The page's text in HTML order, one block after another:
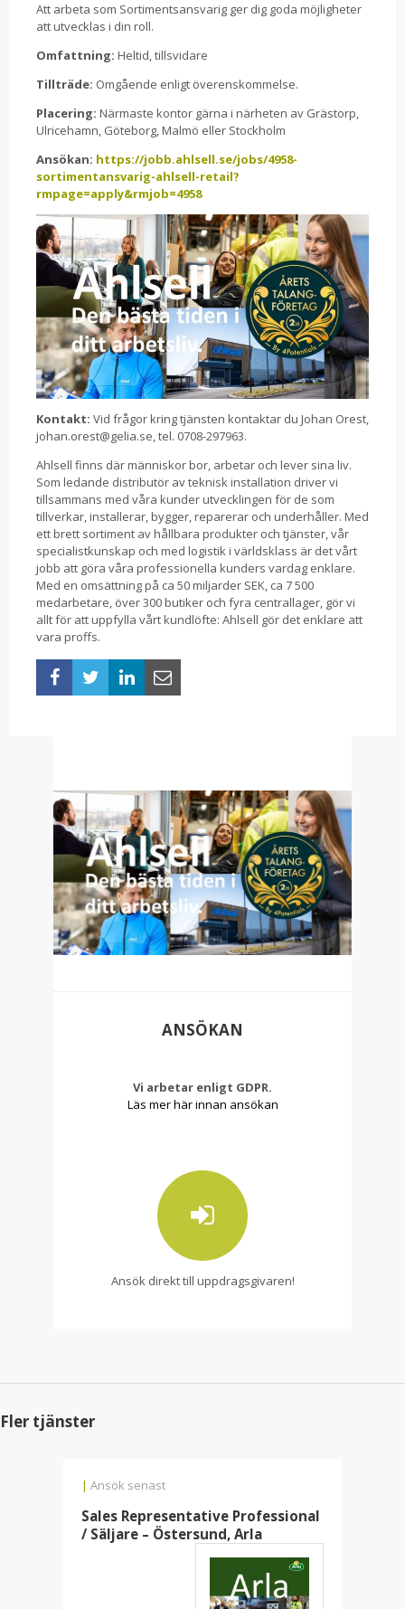
Att arbeta som Sortimentsansvarig ger dig goda möjligheter
att utvecklas i din roll.
Omfattning: Heltid, tillsvidare
Tillträde: Omgående enligt överenskommelse.
Placering: Närmaste kontor gärna i närheten av Grästorp,
Ulricehamn, Göteborg, Malmö eller Stockholm
Ansökan: https://jobb.ahlsell.se/jobs/4958-
sortimentansvarig-ahlsell-retail?
rmpage=apply&rmjob=4958
Kontakt: Vid frågor kring tjänsten kontaktar du Johan Orest,
johan.orest@gelia.se, tel. 0708-297963.
Ahlsell finns där människor bor, arbetar och lever sina liv.
Som ledande distributör av teknisk installation driver vi
tillsammans med våra kunder utvecklingen för de som
tillverkar, installerar, bygger, reparerar och underhåller. Med
ett brett sortiment av hållbara produkter och tjänster, vår
specialistkunskap och med logistik i världsklass är det vårt
jobb att göra våra professionella kunders vardag enklare.
Med en omsättning på ca 50 miljarder SEK, ca 7 500
medarbetare, över 300 butiker och fyra centrallager, gör vi
allt för att uppfylla vårt kundlöfte: Ahlsell gör det enklare att
vara proffs.
ANSÖKAN
Vi arbetar enligt GDPR.
Läs mer här innan ansökan
Ansök direkt till uppdragsgivaren!
Fler tjänster
| Ansök senast
Sales Representative Professional
/ Säljare – Östersund, Arla